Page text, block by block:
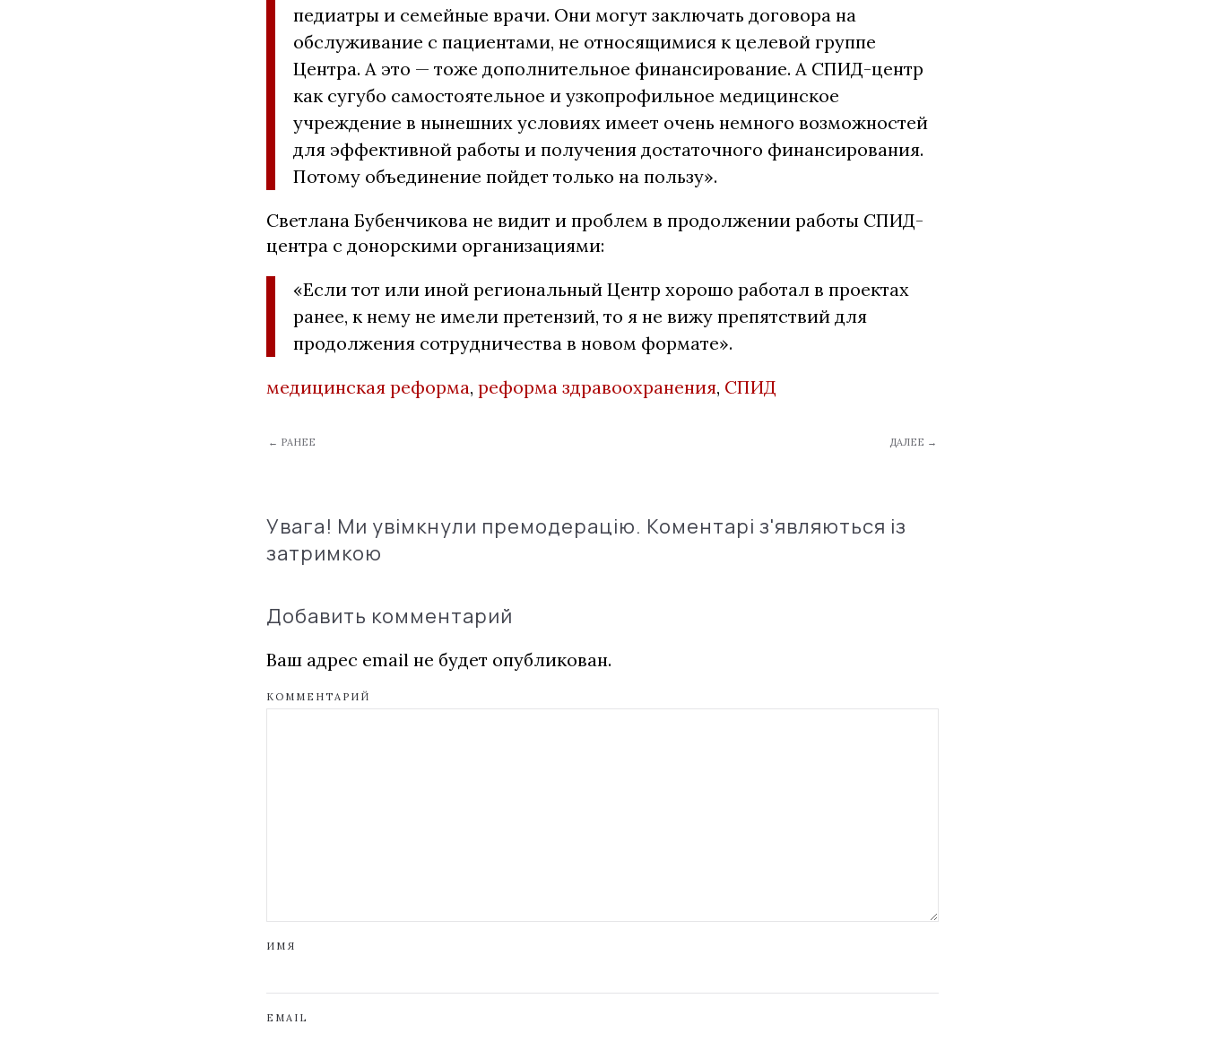
педиатры и семейные врачи. Они могут заключать договора на
обслуживание с пациентами, не относящимися к целевой группе
Центра. А это — тоже дополнительное финансирование. А СПИД-центр
как сугубо самостоятельное и узкопрофильное медицинское
учреждение в нынешних условиях имеет очень немного возможностей
для эффективной работы и получения достаточного финансирования.
Потому объединение пойдет только на пользу».
Светлана Бубенчикова не видит и проблем в продолжении работы СПИД-
центра с донорскими организациями:
«Если тот или иной региональный Центр хорошо работал в проектах
ранее, к нему не имели претензий, то я не вижу препятствий для
продолжения сотрудничества в новом формате».
медицинская реформа, реформа здравоохранения, СПИД
← РАНЕЕ ДАЛЕЕ →
Увага! Ми увімкнули премодерацію. Коментарі з'являються із
затримкою
Добавить комментарий
Ваш адрес email не будет опубликован.
КОММЕНТАРИЙ
ИМЯ
EMAIL